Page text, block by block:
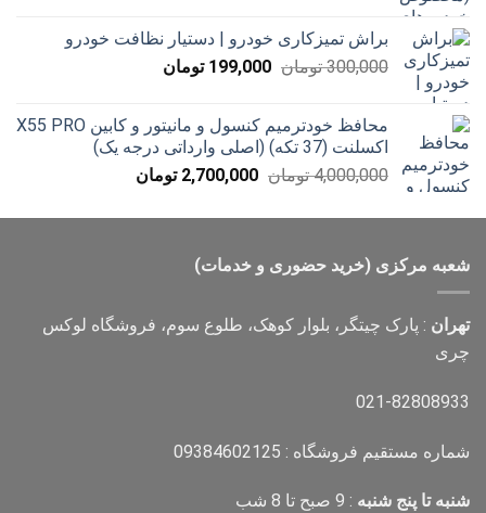
تا
براش تمیزکاری خودرو | دستیار نظافت خودرو
300,000 تومان قیمت
بود.
199,000 تومانقیمت
است.
محافظ خودترمیم کنسول و مانیتور و کابین X55 PRO
اکسلنت (37 تکه) (اصلی وارداتی درجه یک)
4,000,000 تومان قیمت
4,000,000 تومان
2,700,000 تومانقیمت
2,700,000 تومان
شعبه مرکزی (خرید حضوری و خدمات)
تهران : پارک چیتگر، بلوار کوهک، طلوع سوم، فروشگاه لوکس
چری
021-82808933
شماره مستقیم فروشگاه : 09384602125
شنبه تا پنج شنبه : 9 صبح تا 8 شب